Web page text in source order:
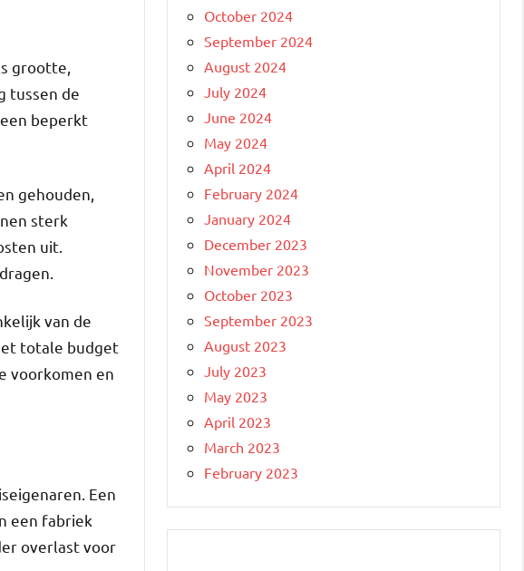
grootte,
tussen de
beperkt
gehouden,
sterk
uit.
van de
totale budget
voorkomen en
Een
een fabriek
overlast voor
October 2024
September 2024
August 2024
July 2024
June 2024
May 2024
April 2024
February 2024
January 2024
December 2023
November 2023
October 2023
September 2023
August 2023
July 2023
May 2023
April 2023
March 2023
February 2023